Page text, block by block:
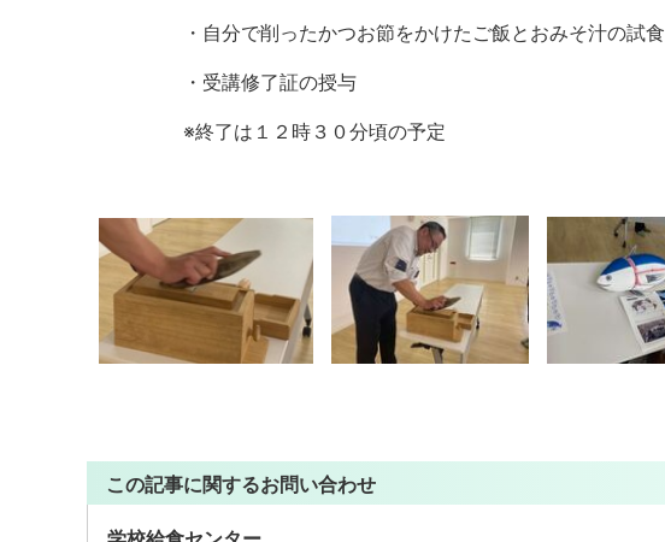
・自分で削ったかつお節をかけたご飯とおみそ汁の試食
・受講修了証の授与
※終了は１２時３０分頃の予定
この記事に関するお問い合わせ